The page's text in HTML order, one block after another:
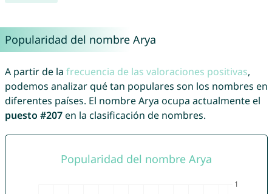
Popularidad del nombre Arya
A partir de la frecuencia de las valoraciones positivas,
podemos analizar qué tan populares son los nombres en
diferentes países. El nombre Arya ocupa actualmente el
puesto #207en la clasificación de nombres.